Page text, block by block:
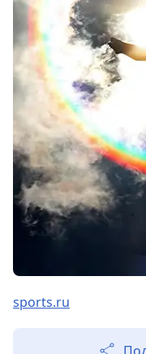
sports.ru